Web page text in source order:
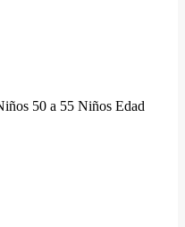
50 a 55 Niños Edad